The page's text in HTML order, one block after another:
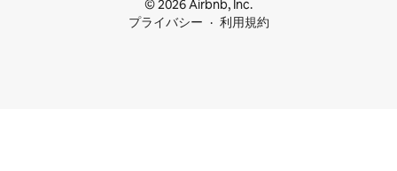
© 2026 Airbnb, Inc.
プライバシー
利用規約